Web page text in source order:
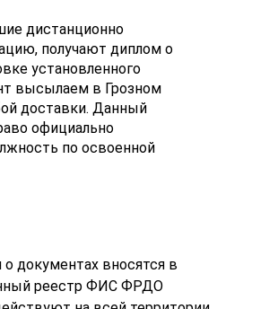
дистанционно
получают диплом о
установленного
высылаем в Грозном
доставки. Данный
официально
по освоенной
документах вносятся в
реестр ФИС ФРДО